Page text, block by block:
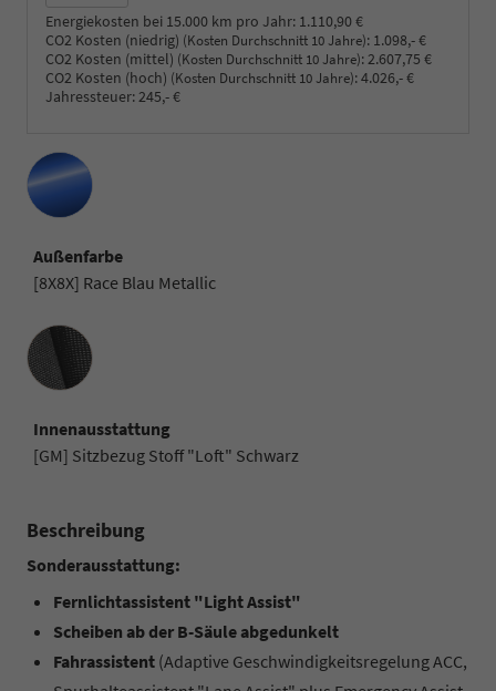
Energiekosten bei 15.000 km pro Jahr: 1.110,90 €
CO2 Kosten (niedrig) (Kosten Durchschnitt 10 Jahre): 1.098,- €
CO2 Kosten (mittel) (Kosten Durchschnitt 10 Jahre): 2.607,75 €
CO2 Kosten (hoch) (Kosten Durchschnitt 10 Jahre):4.026,- €
Jahressteuer: 245,- €
Außenfarbe
[8X8X] Race Blau Metallic
Innenausstattung
Innenausstattung
[GM] Sitzbezug Stoff "Loft" Schwarz
Beschreibung
Sonderausstattung:
Fernlichtassistent "Light Assist"
Scheiben ab der B-Säule abgedunkelt
Fahrassistent (Adaptive Geschwindigkeitsregelung ACC,